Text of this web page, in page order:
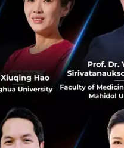
ทำงานแบบดิจิทัลในยุ
ค